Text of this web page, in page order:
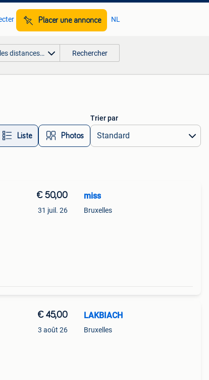
Placer une annonce NL
distances… Rechercher
Liste Photos
Trier par
€ 50,00
31 juil. 26
miss
Bruxelles
€ 45,00
3 août 26
LAKBIACH
Bruxelles